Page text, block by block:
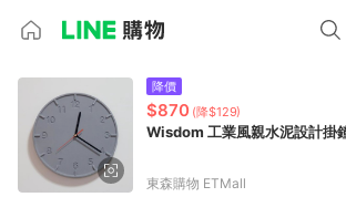
降價
$870 (降$129)
Wisdom 工業風親水泥設計掛
東森購物 ETMall